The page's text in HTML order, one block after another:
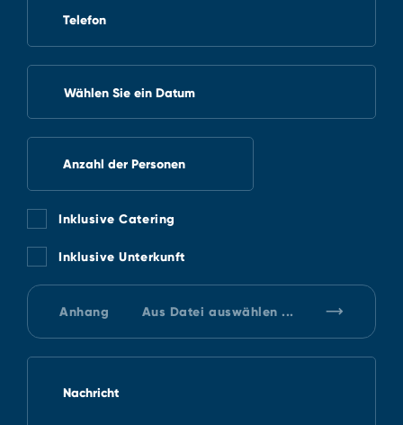
Telefon
Wählen Sie ein Datum
Anzahl der Personen
Inklusive Catering
Inklusive Unterkunft
Anhang Aus Datei auswählen ...
Nachricht